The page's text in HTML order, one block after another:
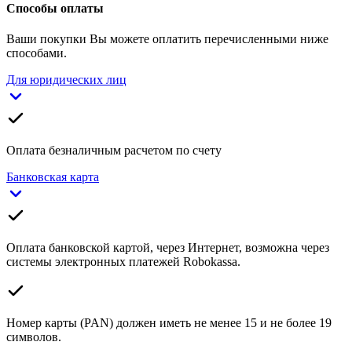
Способы оплаты
Ваши покупки Вы можете оплатить перечисленными ниже
способами.
Для юридических лиц
Оплата безналичным расчетом по счету
Банковская карта
Оплата банковской картой, через Интернет, возможна через
системы электронных платежей Robokassa.
Номер карты (PAN) должен иметь не менее 15 и не более 19
символов.